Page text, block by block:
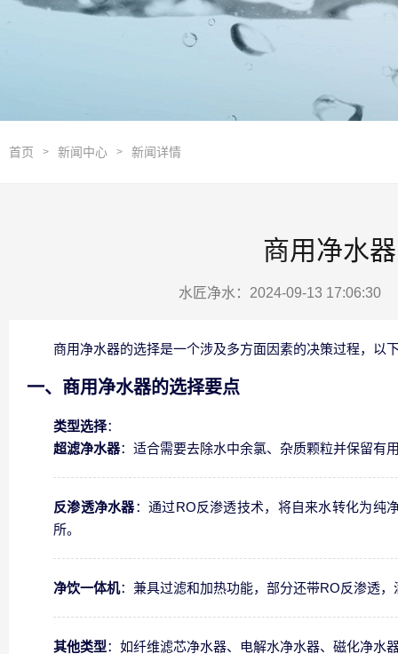
首页 > 新闻中心 > 新闻详情
商用净水
水匠净水：2024-09-13 17:06:30
商用净水器的选择是一个涉及多方面因素的决策过程，以
一、商用净水器的选择要点
类型选择：
超滤净水器：适合需要去除水中余氯、杂质颗粒并保留有
反渗透净水器：通过RO反渗透技术，将自来水转化为纯
所。
净饮一体机：兼具过滤和加热功能，部分还带RO反渗透
其他类型：如纤维滤芯净水器、电解水净水器、磁化净水